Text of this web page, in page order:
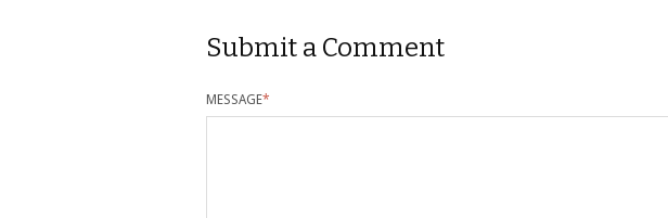
Submit a Comment
MESSAGE*